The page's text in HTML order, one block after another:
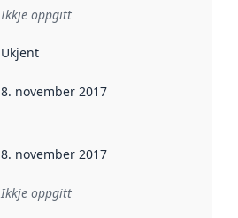
Ikkje oppgitt
:
Ukjent
8. november 2017
8. november 2017
Ikkje oppgitt